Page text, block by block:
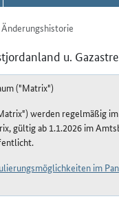
Änderungshistorie
u.
("Matrix")
werden regelmäßig
gültig ab 1.1.2026 im
im